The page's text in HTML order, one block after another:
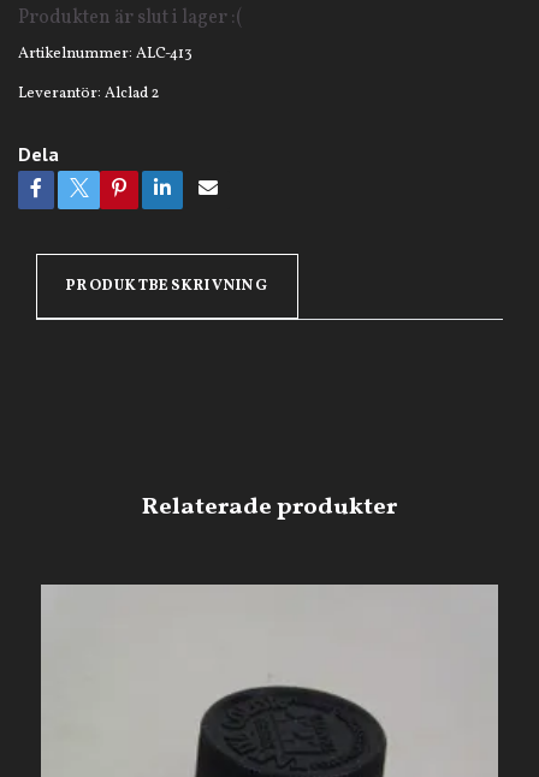
Produkten är slut i lager :(
Artikelnummer: ALC-413
Leverantör: Alclad 2
Dela
PRODUKTBESKRIVNING